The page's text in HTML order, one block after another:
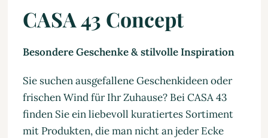
CASA 43 Concept
Besondere Geschenke & stilvolle Inspiration
Sie suchen ausgefallene Geschenkideen oder
frischen Wind für Ihr Zuhause? Bei CASA 43
finden Sie ein liebevoll kuratiertes Sortiment
mit Produkten, die man nicht an jeder Ecke